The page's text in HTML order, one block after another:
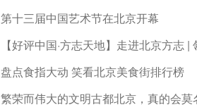
第十三届中国艺术节在北京开幕
【好评中国·方志天地】走进北京方志 |
盘点食指大动 笑看北京美食街排行榜
繁荣而伟大的文明古都北京，真的会